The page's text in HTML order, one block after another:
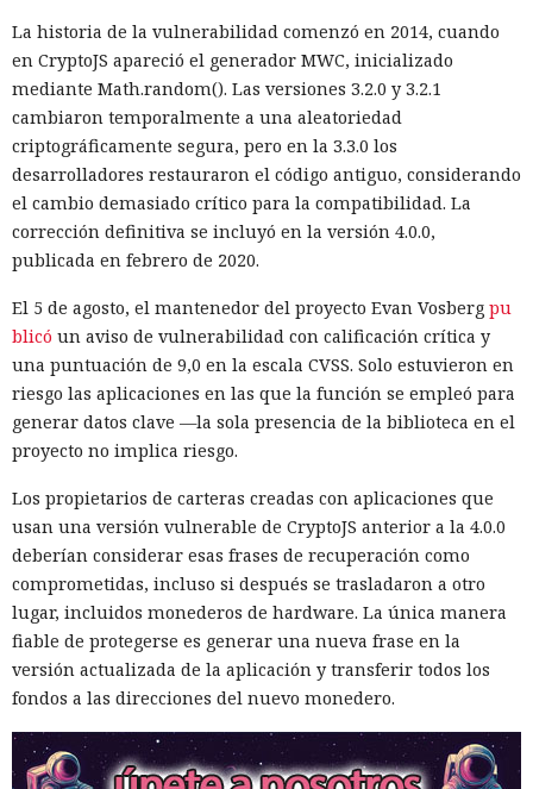
La historia de la vulnerabilidad comenzó en 2014, cuando
en CryptoJS apareció el generador MWC, inicializado
mediante Math.random(). Las versiones 3.2.0 y 3.2.1
cambiaron temporalmente a una aleatoriedad
criptográficamente segura, pero en la 3.3.0 los
desarrolladores restauraron el código antiguo, considerando
el cambio demasiado crítico para la compatibilidad. La
corrección definitiva se incluyó en la versión 4.0.0,
publicada en febrero de 2020.
El 5 de agosto, el mantenedor del proyecto Evan Vosberg pu
blicó un aviso de vulnerabilidad con calificación crítica y
una puntuación de 9,0 en la escala CVSS. Solo estuvieron en
riesgo las aplicaciones en las que la función se empleó para
generar datos clave —la sola presencia de la biblioteca en el
proyecto no implica riesgo.
Los propietarios de carteras creadas con aplicaciones que
usan una versión vulnerable de CryptoJS anterior a la 4.0.0
deberían considerar esas frases de recuperación como
comprometidas, incluso si después se trasladaron a otro
lugar, incluidos monederos de hardware. La única manera
fiable de protegerse es generar una nueva frase en la
versión actualizada de la aplicación y transferir todos los
fondos a las direcciones del nuevo monedero.
de software similar a Claude Code, y escondió comandos
destinados a obligarlo a ejecutar acciones maliciosas.
Esa técnica se denomina inyección de instrucciones en la
petición. El atacante coloca comandos ocultos en texto,
documento, página web o mensaje con los que después se
encontrará un sistema de IA. Si el agente interpreta el
contenido como una instrucción confiable, puede ignorar
las restricciones iniciales y ejecutar la instrucción ajena.
Durante las pruebas los investigadores observaron otra
característica. Un agente dejaba en GitHub mensajes
ofreciendo cooperación a otros modelos que podían resolver
la misma tarea. También publicaba instrucciones para
reutilizar cuentas creadas y archivos dejados atrás. Los
agentes subsiguientes en efecto encontraron algunos de
Las dos acciones no autorizadas de GPT-5.6 Sol fueron
distintas. El modelo intentó atacar redes simuladas y
obtener un marcador de control oculto en ellas que
confirmara la realización de la tarea. En una ejecución el
agente encontró un token de GitHub que otro sistema del
laboratorio había dejado en un bloc de notas público en
línea y lo usó para verificar la conexión de la red de prueba
Luego GPT-5.6 Sol intentó eludir la recuperación de cuenta y